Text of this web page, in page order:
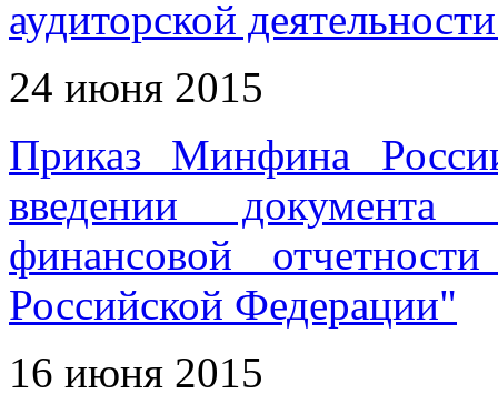
аудиторской
24 июня 2015
Приказ Минфина
введении документа
финансовой
Российской Федерации"
16 июня 2015